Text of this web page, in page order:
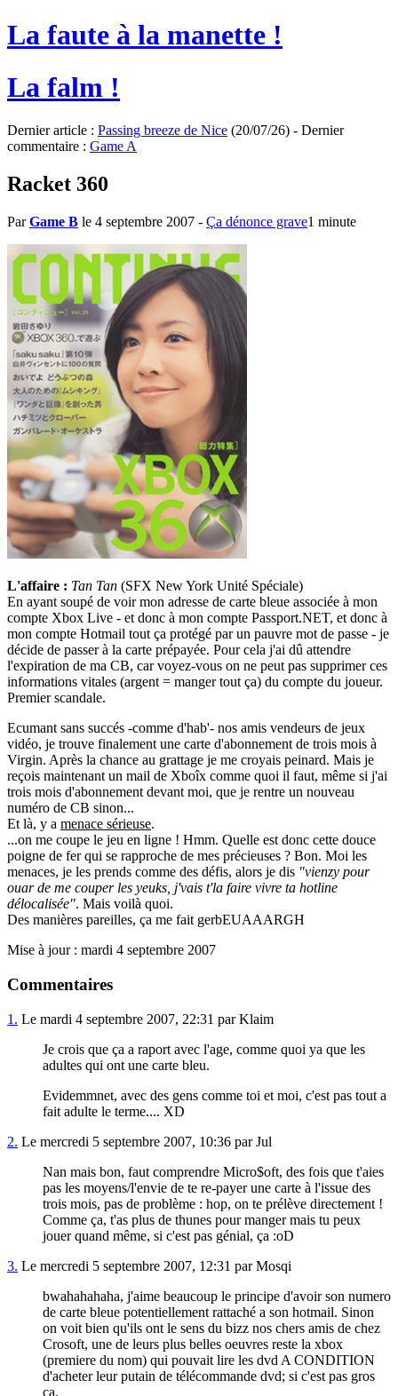
La faute à la manette !
La falm !
Dernier article : Passing breeze de Nice (20/07/26) - Dernier
commentaire : Game A
Racket 360
ParGame B le 4 septembre 2007 - Ça dénonce grave1 minute
L'affaire : Tan Tan (SFX New York Unité Spéciale)
En ayant soupé de voir mon adresse de carte bleue associée à mon
compte Xbox Live - et donc à mon compte Passport.NET, et donc à
mon compte Hotmail tout ça protégé par un pauvre mot de passe - je
décide de passer à la carte prépayée. Pour cela j'ai dû attendre
l'expiration de ma CB, car voyez-vous on ne peut pas supprimer ces
informations vitales (argent = manger tout ça) du compte du joueur.
Premier scandale.
Ecumant sans succés -comme d'hab'- nos amis vendeurs de jeux
vidéo, je trouve finalement une carte d'abonnement de trois mois à
Virgin. Après la chance au grattage je me croyais peinard. Mais je
reçois maintenant un mail de Xboîx comme quoi il faut, même si j'ai
trois mois d'abonnement devant moi, que je rentre un nouveau
numéro de CB sinon...
Et là, y a menace sérieuse.
...on me coupe le jeu en ligne ! Hmm. Quelle est donc cette douce
poigne de fer qui se rapproche de mes précieuses ? Bon. Moi les
menaces, je les prends comme des défis, alors je dis "vienzy pour
ouar de me couper les yeuks, j'vais t'la faire vivre ta hotline
délocalisée". Mais voilà quoi.
Des manières pareilles, ça me fait gerbEUAAARGH
Mise à jour : mardi 4 septembre 2007
Commentaires
1. Le mardi 4 septembre 2007, 22:31 par Klaim
Je crois que ça a raport avec l'age, comme quoi ya que les
adultes qui ont une carte bleu.
Evidemmnet, avec des gens comme toi et moi, c'est pas tout a
fait adulte le terme.... XD
2. Le mercredi 5 septembre 2007, 10:36 par Jul
Nan mais bon, faut comprendre Micro$oft, des fois que t'aies
pas les moyens/l'envie de te re-payer une carte à l'issue des
trois mois, pas de problème : hop, on te prélève directement !
Comme ça, t'as plus de thunes pour manger mais tu peux
jouer quand même, si c'est pas génial, ça :oD
3. Le mercredi 5 septembre 2007, 12:31 par Mosqi
bwahahahaha, j'aime beaucoup le principe d'avoir son numero
de carte bleue potentiellement rattaché a son hotmail. Sinon
on voit bien qu'ils ont le sens du bizz nos chers amis de chez
Crosoft, une de leurs plus belles oeuvres reste la xbox
(premiere du nom) qui pouvait lire les dvd A CONDITION
d'acheter leur putain de télécommande dvd; si c'est pas gros
ça.